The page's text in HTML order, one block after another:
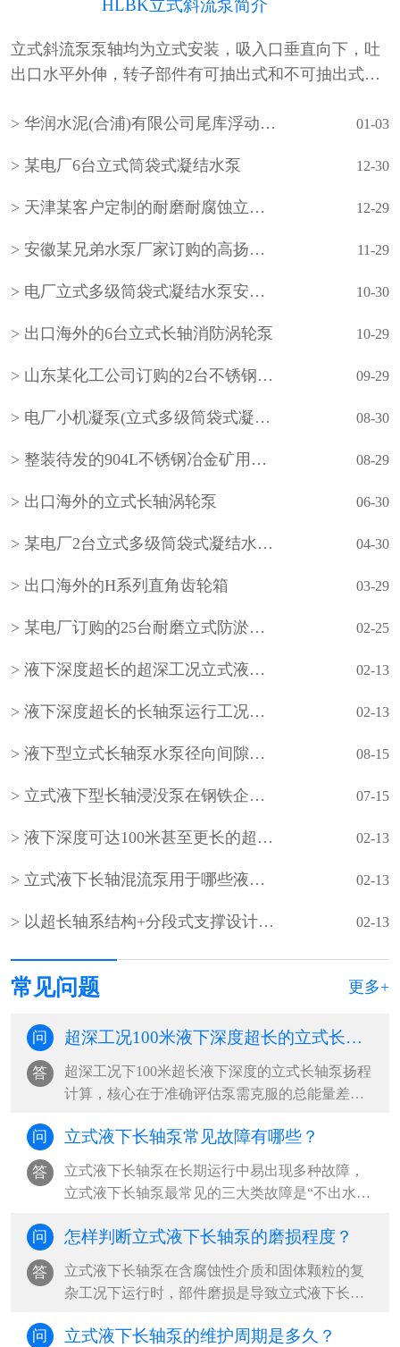
HLBK立式斜流泵简介
立式斜流泵泵轴均为立式安装，吸入口垂直向下，吐
出口水平外伸，转子部件有可抽出式和不可抽出式两
通常为一级，根据需要也可设计成多级。泵的轴承采
华润水泥(合浦)有限公司尾库浮动式取水泵站立式长轴泵安装现场 01-03
某电厂6台立式筒袋式凝结水泵 12-30
天津某客户定制的耐磨耐腐蚀立式长轴泵 12-29
安徽某兄弟水泵厂家订购的高扬程立式长轴泵 11-29
电厂立式多级筒袋式凝结水泵安装现场 10-30
出口海外的6台立式长轴消防涡轮泵 10-29
山东某化工公司订购的2台不锈钢立式长轴液下泵 09-29
电厂小机凝泵(立式多级筒袋式凝结水泵) 08-30
整装待发的904L不锈钢冶金矿用立式长轴泵 08-29
出口海外的立式长轴涡轮泵 06-30
某电厂2台立式多级筒袋式凝结水泵(小机凝结水泵) 04-30
出口海外的H系列直角齿轮箱 03-29
某电厂订购的25台耐磨立式防淤多吸头排污水泵 02-25
液下深度超长的超深工况立式液下长轴泵工作原理和技术核心 02-13
液下深度超长的长轴泵运行工况分析 02-13
液下型立式长轴泵水泵径向间隙怎样调整？ 08-15
立式液下型长轴浸没泵在钢铁企业的使用 07-15
液下深度可达100米甚至更长的超长型立式液下长轴泵如何设计？ 02-13
立式液下长轴混流泵用于哪些液下深度超长的超深工况？ 02-13
以‌超长轴系结构+分段式支撑设计‌为核心的‌超长立式液下长轴泵 02-13
常见问题 更多+
问 超深工况100米液下深度超长的立式长轴泵的扬程如何计算？
答
超深工况下100米超长液下深度的立式长轴泵扬程
计算，核心在于准确评估泵需克服的总能量差，
问 立式液下长轴泵常见故障有哪些？
答
立式液下长轴泵在长期运行中易出现多种故障，‌
立式液下长轴泵最常见的三大类故障是“不出水或
动”，其中以吸入侧问题、轴系不稳定和电气系统
故障为根本诱因，占现场故障案例的80%以上‌。
问 怎样判断立式液下长轴泵的磨损程度？
答
​立式液下长轴泵在含腐蚀性介质和固体颗粒的复
杂工况下运行时，部件磨损是导致立式液下长轴
断方法是“运行参数监测+定期拆检+无损检测”三
问 立式液下长轴泵的维护周期是多久？